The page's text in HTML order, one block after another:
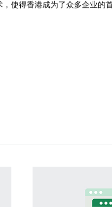
使得香港成为了众多企业的